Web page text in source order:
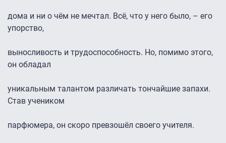
дома и ни о чём не мечтал. Всё, что у него было, – его
упорство,
выносливость и трудоспособность. Но, помимо этого,
он обладал
уникальным талантом различать тончайшие запахи.
Став учеником
парфюмера, он скоро превзошёл своего учителя.